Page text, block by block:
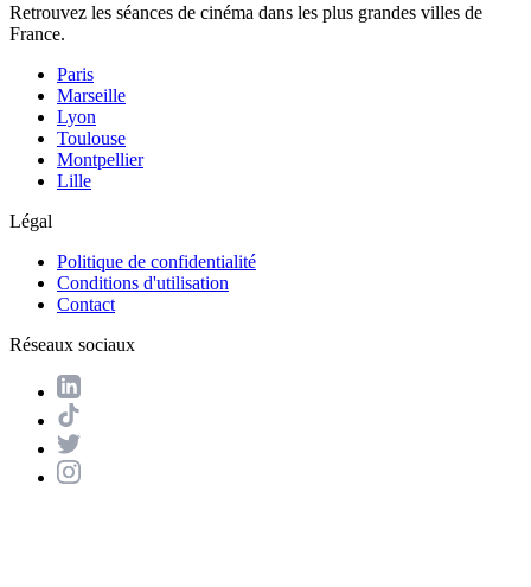
Retrouvez les séances de cinéma dans les plus grandes villes de
France.
Paris
Marseille
Lyon
Toulouse
Montpellier
Lille
Légal
Politique de confidentialité
Conditions d'utilisation
Contact
Réseaux sociaux